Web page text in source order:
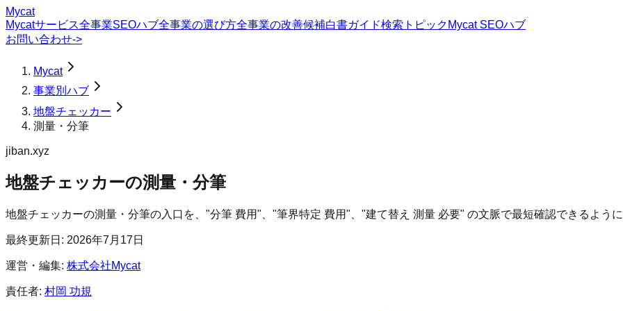
Mycat
Mycatサービス全事業SEOハブ全事業の選び方全事業の改善候補白書ガイド検索トピック Mycat SEOハブ
お問い合わせ->
Mycat
事業別ハブ
地盤チェッカー
測量・分筆
jiban.xyz
地盤チェッカーの測量・分筆
地盤チェッカーの測量・分筆の入口を、"分筆 費用"、"筆界特定 費用"、"建て替え 測量 必要" の文脈で最短確認できるように
最終更新日: 2026年7月17日
運営・編集: 株式会社Mycat
責任者: 村岡 功規